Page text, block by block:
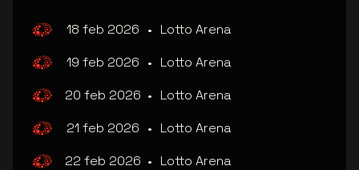
18 feb 2026 • Lotto Arena
19 feb 2026 • Lotto Arena
20 feb 2026 • Lotto Arena
21 feb 2026 • Lotto Arena
22 feb 2026 • Lotto Arena